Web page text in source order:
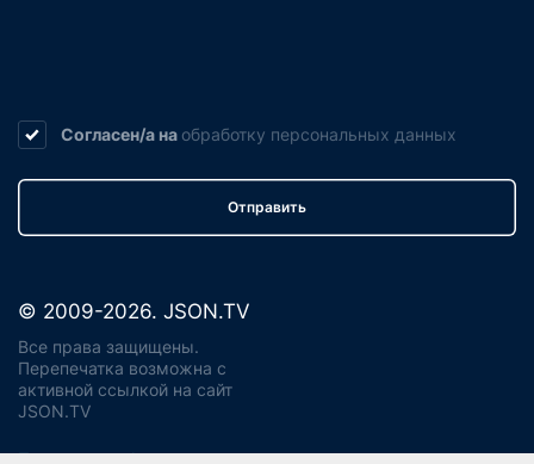
Согласен/а на обработку персональных данных
Отправить
© 2009-2026. JSON.TV
Все права защищены.
Перепечатка возможна с
активной ссылкой на сайт
JSON.TV
Политика конфиденциальности